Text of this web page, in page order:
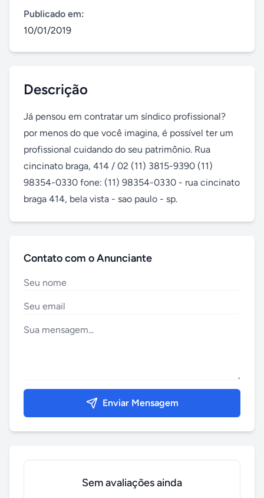
Publicado em:
10/01/2019
Descrição
Já pensou em contratar um síndico profissional?
por menos do que você imagina, é possível ter um
profissional cuidando do seu patrimônio. Rua
cincinato braga, 414 / 02 (11) 3815-9390 (11)
98354-0330 fone: (11) 98354-0330 - rua cincinato
braga 414, bela vista - sao paulo - sp.
Contato com o Anunciante
Enviar Mensagem
Sem avaliações ainda